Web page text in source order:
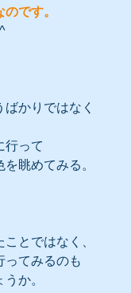
です。
ばかりではなく
行って
眺めてみる。
とではなく、
ってみるのも
か。